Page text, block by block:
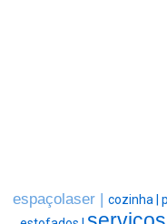
espaçolaser | cozinha |